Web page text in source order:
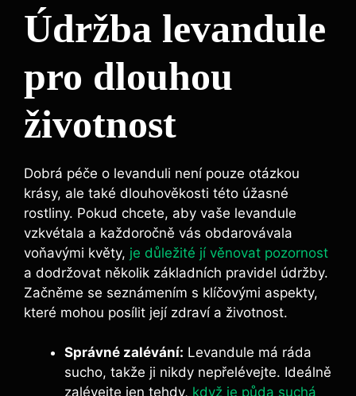
Údržba levandule
pro dlouhou
životnost
Dobrá péče o levanduli není pouze otázkou
krásy, ale také dlouhověkosti této úžasné
rostliny. Pokud chcete, aby vaše levandule
vzkvétala a každoročně vás obdarovávala
voňavými květy, je důležité jí věnovat pozornost
a dodržovat několik základních pravidel údržby.
Začněme se seznámením s klíčovými aspekty,
které mohou posílit její zdraví a životnost.
Správné zalévání: Levandule má ráda
sucho, takže ji nikdy nepřelévejte. Ideálně
zalévejte jen tehdy, když je půda suchá